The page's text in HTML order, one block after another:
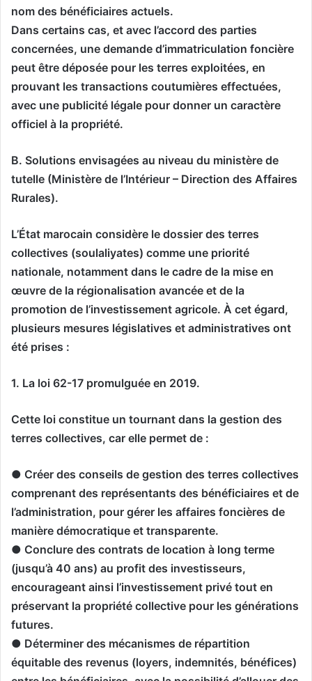
nom des bénéficiaires actuels.
Dans certains cas, et avec l’accord des parties
concernées, une demande d’immatriculation foncière
peut être déposée pour les terres exploitées, en
prouvant les transactions coutumières effectuées,
avec une publicité légale pour donner un caractère
officiel à la propriété.
B. Solutions envisagées au niveau du ministère de
tutelle (Ministère de l’Intérieur – Direction des Affaires
Rurales).
L’État marocain considère le dossier des terres
collectives (soulaliyates) comme une priorité
nationale, notamment dans le cadre de la mise en
œuvre de la régionalisation avancée et de la
promotion de l’investissement agricole. À cet égard,
plusieurs mesures législatives et administratives ont
été prises :
1. La loi 62-17 promulguée en 2019.
Cette loi constitue un tournant dans la gestion des
terres collectives, car elle permet de :
● Créer des conseils de gestion des terres collectives
comprenant des représentants des bénéficiaires et de
l’administration, pour gérer les affaires foncières de
manière démocratique et transparente.
● Conclure des contrats de location à long terme
(jusqu’à 40 ans) au profit des investisseurs,
encourageant ainsi l’investissement privé tout en
préservant la propriété collective pour les générations
futures.
● Déterminer des mécanismes de répartition
équitable des revenus (loyers, indemnités, bénéfices)